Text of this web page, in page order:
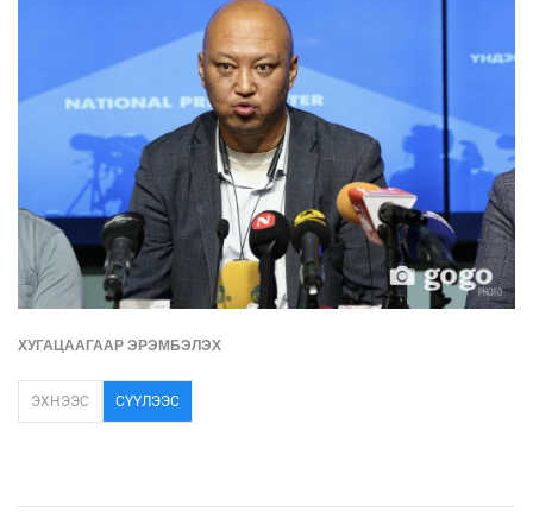
ХУГАЦААГААР ЭРЭМБЭЛЭХ
ЭХНЭЭС СҮҮЛЭЭС